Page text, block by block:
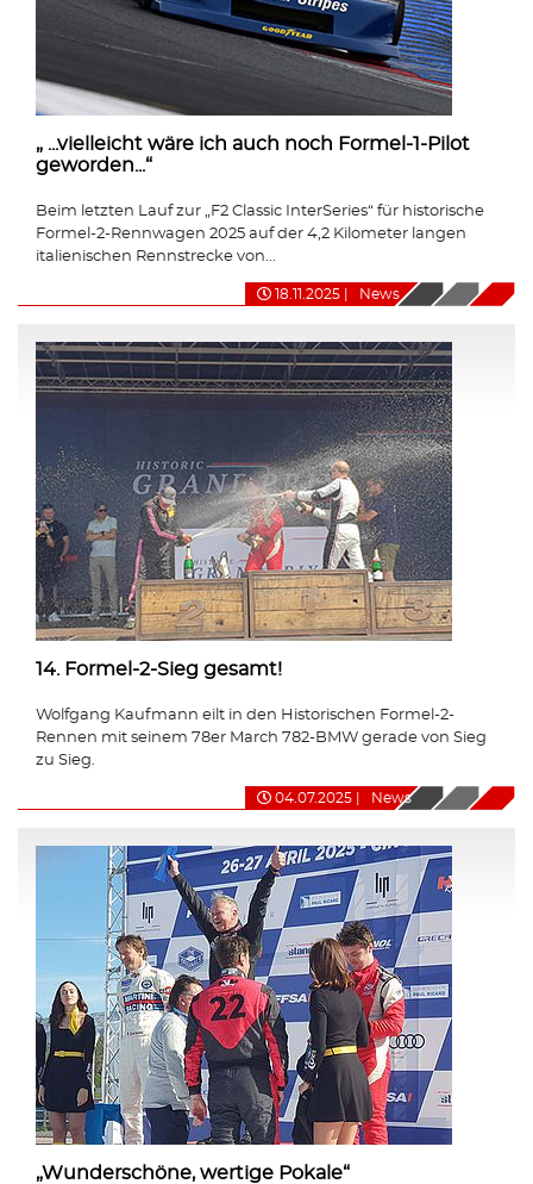
„ ...vielleicht wäre ich auch noch Formel-1-Pilot
geworden...“
Beim letzten Lauf zur „F2 Classic InterSeries“ für historische
Formel-2-Rennwagen 2025 auf der 4,2 Kilometer langen
italienischen Rennstrecke von...
18.11.2025 News
14. Formel-2-Sieg gesamt!
Wolfgang Kaufmann eilt in den Historischen Formel-2-
Rennen mit seinem 78er March 782-BMW gerade von Sieg
zu Sieg.
04.07.2025 News
„Wunderschöne, wertige Pokale“